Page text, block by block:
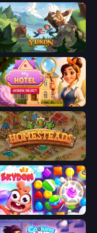
Yukon: Family Adventure
Hidden Object: My Hotel
Homesteads: Dream Farm
Skydom